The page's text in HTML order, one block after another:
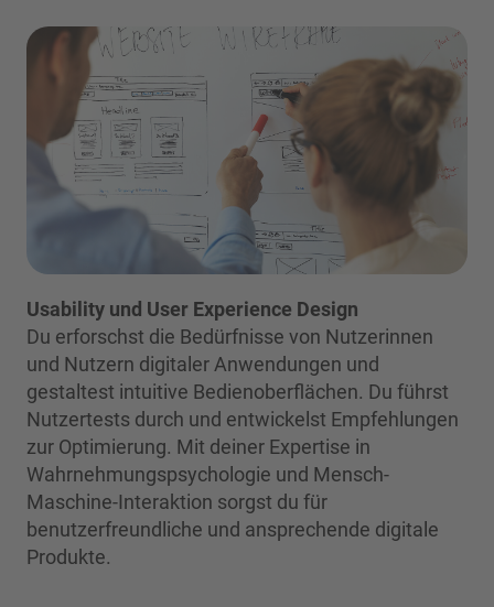
Usability und User Experience Design
Du erforschst die Bedürfnisse von Nutzerinnen
und Nutzern digitaler Anwendungen und
gestaltest intuitive Bedienoberflächen. Du führst
Nutzertests durch und entwickelst Empfehlungen
zur Optimierung. Mit deiner Expertise in
Wahrnehmungspsychologie und Mensch-
Maschine-Interaktion sorgst du für
benutzerfreundliche und ansprechende digitale
Produkte.